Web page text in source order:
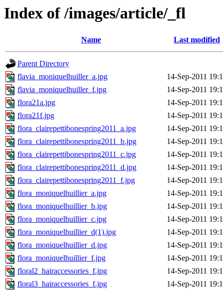
Index of /images/article/_fl
Name Last modified
Parent Directory
flavia_moniquelhuiller_a.jpg
14-Sep-2011
flavia_moniquelhuiller_f.jpg
14-Sep-2011
flora21a.jpg
14-Sep-2011
flora21f.jpg
14-Sep-2011
flora_clairepettibonespring2011_a.jpg
14-Sep-2011
flora_clairepettibonespring2011_b.jpg
14-Sep-2011
flora_clairepettibonespring2011_c.jpg
14-Sep-2011
flora_clairepettibonespring2011_d.jpg
14-Sep-2011
flora_clairepettibonespring2011_f.jpg
14-Sep-2011
flora_moniquelhuillier_a.jpg
14-Sep-2011
flora_moniquelhuillier_b.jpg
14-Sep-2011
flora_moniquelhuillier_c.jpg
14-Sep-2011
flora_moniquelhuillier_d(1).jpg
14-Sep-2011
flora_moniquelhuillier_d.jpg
14-Sep-2011
flora_moniquelhuillier_f.jpg
14-Sep-2011
floral2_hairaccessories_f.jpg
14-Sep-2011
floral3_hairaccessories_f.jpg
14-Sep-2011